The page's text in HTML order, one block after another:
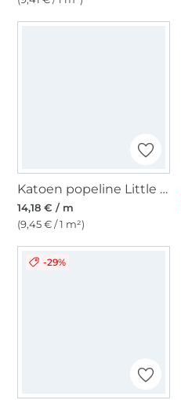
Katoen popeline Little Lion, donkerblauw
14,18 € / m
(9,45 € / 1 m²)
-29%